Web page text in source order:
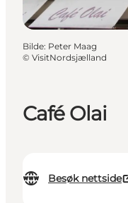
Café Olai
Besøk nettside
Bilde: Peter Maag
© VisitNordsjælland